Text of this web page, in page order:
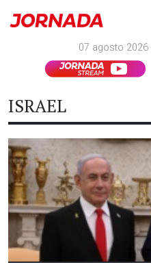
07 agosto 2026
ISRAEL